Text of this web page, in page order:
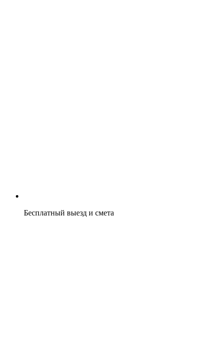
Бесплатный выезд и смета